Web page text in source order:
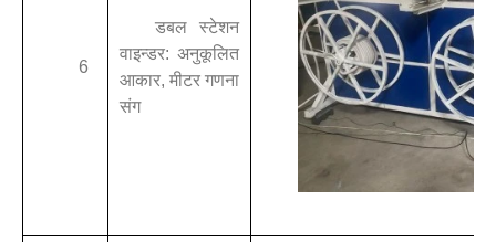
6
डबल स्टेशन
वाइन्डर: अनुकूलित
आकार, मीटर गणना
संग